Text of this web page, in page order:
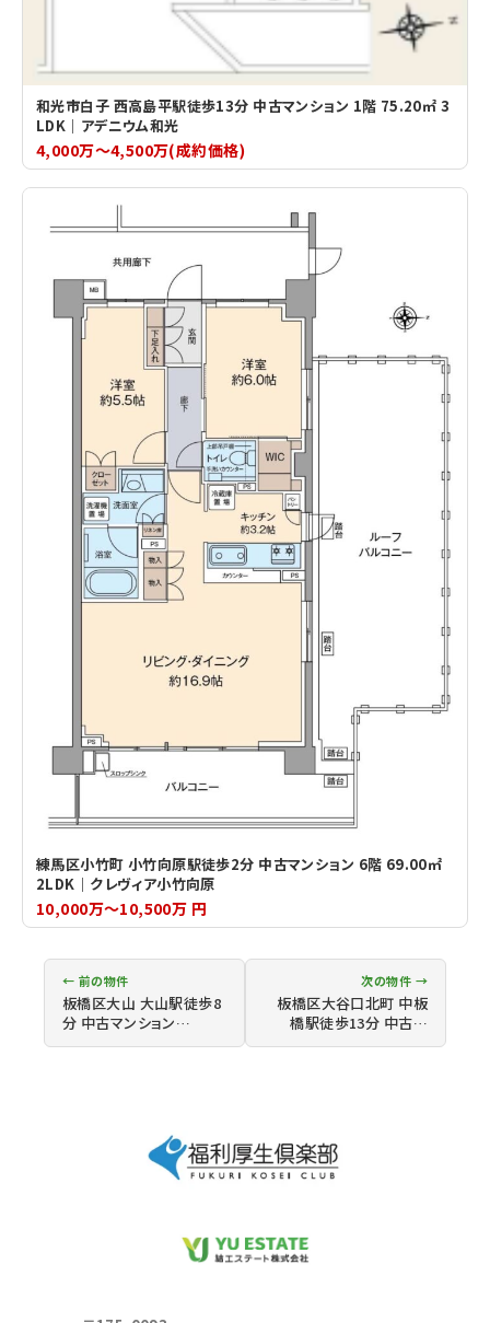
和光市白子 西高島平駅徒歩13分 中古マンション 1階 75.20㎡ 3
LDK｜アデニウム和光
4,000万～4,500万(成約価格)
練馬区小竹町 小竹向原駅徒歩2分 中古マンション 6階 69.00㎡
2LDK｜クレヴィア小竹向原
10,000万～10,500万 円
← 前の物件
板橋区大山 大山駅徒歩8
分 中古マンション…
次の物件 →
板橋区大谷口北町 中板
橋駅徒歩13分 中古…